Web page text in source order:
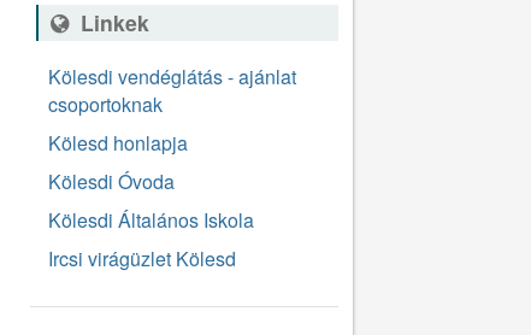
Linkek
Kölesdi vendéglátás - ajánlat
csoportoknak
Kölesd honlapja
Kölesdi Óvoda
Kölesdi Általános Iskola
Ircsi virágüzlet Kölesd